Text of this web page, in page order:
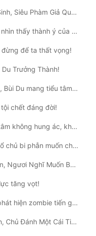
Phàm Giả Quy Tâm!
thấy thành ý của ngươi!
đừng để ta thất vọng!
Trưởng Thành!
Du mang tiểu tâm tư!
chết đáng đời!
ác, khó mà đứng vững!
bi phẫn muốn chết!
Nghĩ Muốn Báo Thù Sao?
tăng vọt!
hiện zombie tiến giai!
Một Cái Tin Tức Kém!